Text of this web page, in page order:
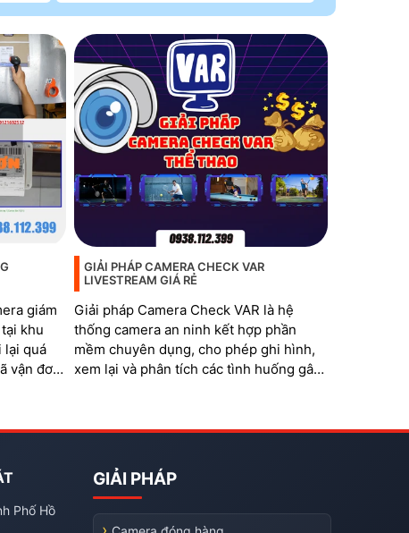
giám
khu
lại quá
vận đơn,
GIẢI PHÁP CAMERA CHECK VAR
LIVESTREAM GIÁ RẺ
Giải pháp Camera Check VAR là hệ
thống camera an ninh kết hợp phần
mềm chuyên dụng, cho phép ghi hình,
xem lại và phân tích các tình huống gây
như bóng đá mini, cầu lông, bida,
Phố Hồ
GIẢI PHÁP